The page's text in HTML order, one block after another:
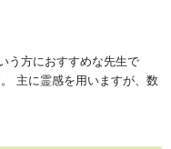
う方におすすめな先生で
主に霊感を用いますが、数